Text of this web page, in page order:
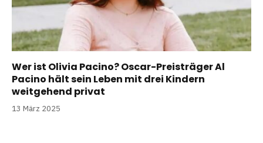
Wer ist Olivia Pacino? Oscar-Preisträger Al
Pacino hält sein Leben mit drei Kindern
weitgehend privat
13 März 2025